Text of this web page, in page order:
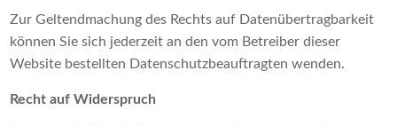
Zur Geltendmachung des Rechts auf Datenübertragbarkeit
können Sie sich jederzeit an den vom Betreiber dieser
Website bestellten Datenschutzbeauftragten wenden.
Recht auf Widerspruch